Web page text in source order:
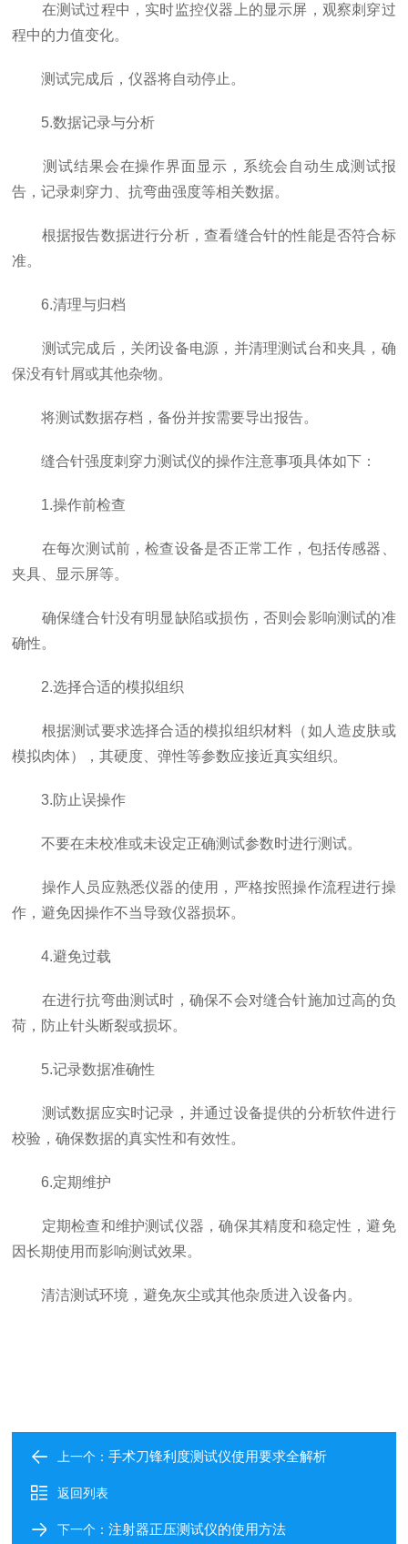
在测试过程中，实时监控仪器上的显示屏，观察刺穿过
程中的力值变化。
测试完成后，仪器将自动停止。
5.数据记录与分析
测试结果会在操作界面显示，系统会自动生成测试报
告，记录刺穿力、抗弯曲强度等相关数据。
根据报告数据进行分析，查看缝合针的性能是否符合标
准。
6.清理与归档
测试完成后，关闭设备电源，并清理测试台和夹具，确
保没有针屑或其他杂物。
将测试数据存档，备份并按需要导出报告。
缝合针强度刺穿力测试仪的操作注意事项具体如下：
1.操作前检查
在每次测试前，检查设备是否正常工作，包括传感器、
夹具、显示屏等。
确保缝合针没有明显缺陷或损伤，否则会影响测试的准
确性。
2.选择合适的模拟组织
根据测试要求选择合适的模拟组织材料（如人造皮肤或
模拟肉体），其硬度、弹性等参数应接近真实组织。
3.防止误操作
不要在未校准或未设定正确测试参数时进行测试。
操作人员应熟悉仪器的使用，严格按照操作流程进行操
作，避免因操作不当导致仪器损坏。
4.避免过载
在进行抗弯曲测试时，确保不会对缝合针施加过高的负
荷，防止针头断裂或损坏。
5.记录数据准确性
测试数据应实时记录，并通过设备提供的分析软件进行
校验，确保数据的真实性和有效性。
6.定期维护
定期检查和维护测试仪器，确保其精度和稳定性，避免
因长期使用而影响测试效果。
清洁测试环境，避免灰尘或其他杂质进入设备内。
上一个：手术刀锋利度测试仪使用要求全解析
返回列表
下一个：注射器正压测试仪的使用方法